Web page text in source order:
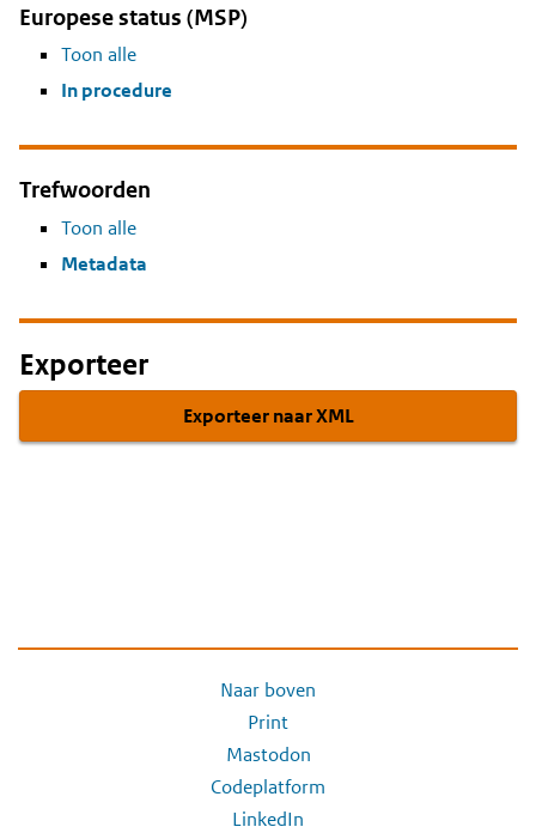
Europese status (MSP)
Toon alle
In procedure
Trefwoorden
Toon alle
Metadata
Exporteer
Exporteer naar XML
Naar boven
Print
Mastodon
Codeplatform
LinkedIn